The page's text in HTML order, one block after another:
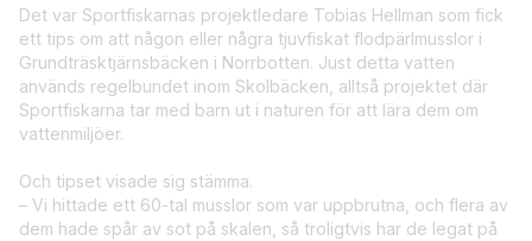
Det var Sportfiskarnas projektledare Tobias Hellman som fick
ett tips om att någon eller några tjuvfiskat flodpärlmusslor i
Grundträsktjärnsbäcken i Norrbotten. Just detta vatten
används regelbundet inom Skolbäcken, alltså projektet där
Sportfiskarna tar med barn ut i naturen för att lära dem om
vattenmiljöer.
Och tipset visade sig stämma.
– Vi hittade ett 60-tal musslor som var uppbrutna, och flera av
dem hade spår av sot på skalen, så troligtvis har de legat på